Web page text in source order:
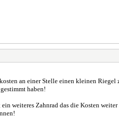
an einer Stelle einen kleinen Riegel
haben!
weiteres Zahnrad das die Kosten weiter